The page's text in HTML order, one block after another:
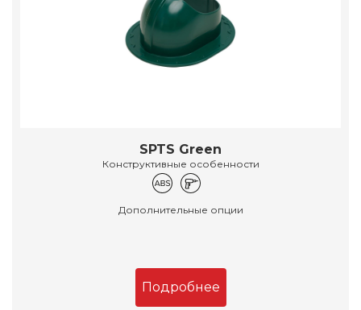
SPTS Green
Конструктивные особенности
Дополнительные опции
Подробнее